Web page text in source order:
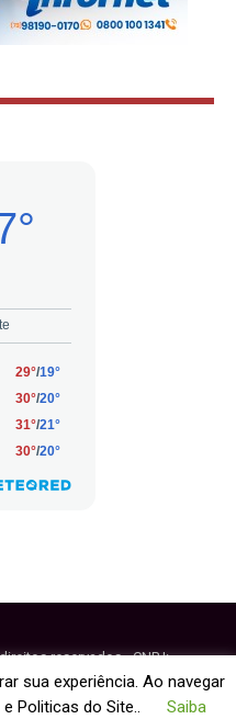
reservados - CNPJ:
95
sua experiência. Ao navegar
Politicas do Site..
Saiba